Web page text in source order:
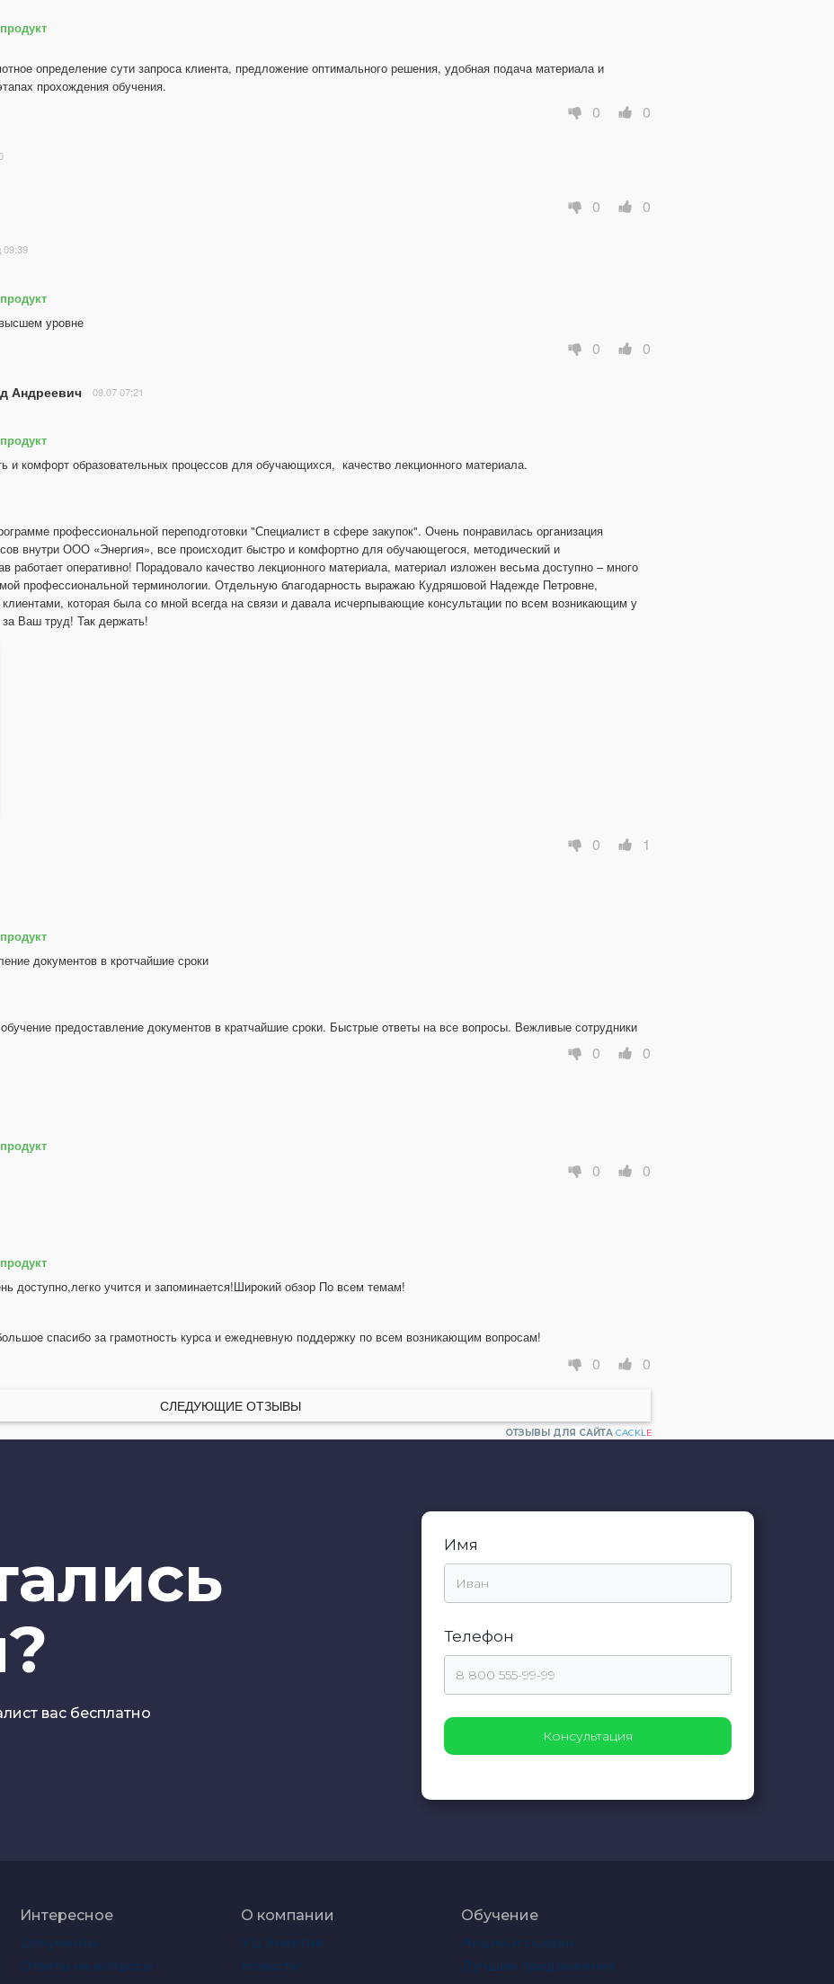
определение сути запроса клиента, предложение оптимального решения, удобная подача материала и
прохождения обучения.
0 0
0 0
09:39
уровне
0 0
Андреевич 09.07 07:21
и комфорт образовательных процессов для обучающихся,  качество лекционного материала.
профессиональной переподготовки "Специалист в сфере закупок". Очень понравилась организация
внутри ООО «Энергия», все происходит быстро и комфортно для обучающегося, методический и
работает оперативно! Порадовало качество лекционного материала, материал изложен весьма доступно – много
профессиональной терминологии. Отдельную благодарность выражаю Кудряшовой Надежде Петровне,
клиентами, которая была со мной всегда на связи и давала исчерпывающие консультации по всем возникающим у
Ваш труд! Так держать!
0 1
документов в кротчайшие сроки
предоставление документов в кратчайшие сроки. Быстрые ответы на все вопросы. Вежливые сотрудники
0 0
0 0
доступно,легко учится и запоминается!Широкий обзор По всем темам!
спасибо за грамотность курса и ежедневную поддержку по всем возникающим вопросам!
0 0
СЛЕДУЮЩИЕ ОТЗЫВЫ
ОТЗЫВЫ ДЛЯ САЙТА CACKLE
вас бесплатно
Имя
Телефон
Интересное
Документы
Ответы на вопросы
О компании
УЦ Энергия
Новости
Обучение
Акции и скидки
Лучшие предложения